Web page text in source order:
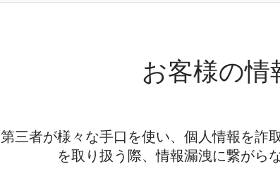
お客様の情
第三者が様々な手口を使い、個人情報を詐
を取り扱う際、情報漏洩に繋がら